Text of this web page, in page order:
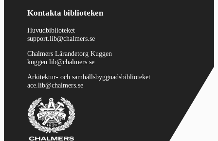
Kontakta biblioteken
Huvudbiblioteket
support.lib@chalmers.se
Chalmers Lärandetorg Kuggen
kuggen.lib@chalmers.se
Arkitektur- och samhällsbyggnadsbiblioteket
ace.lib@chalmers.se